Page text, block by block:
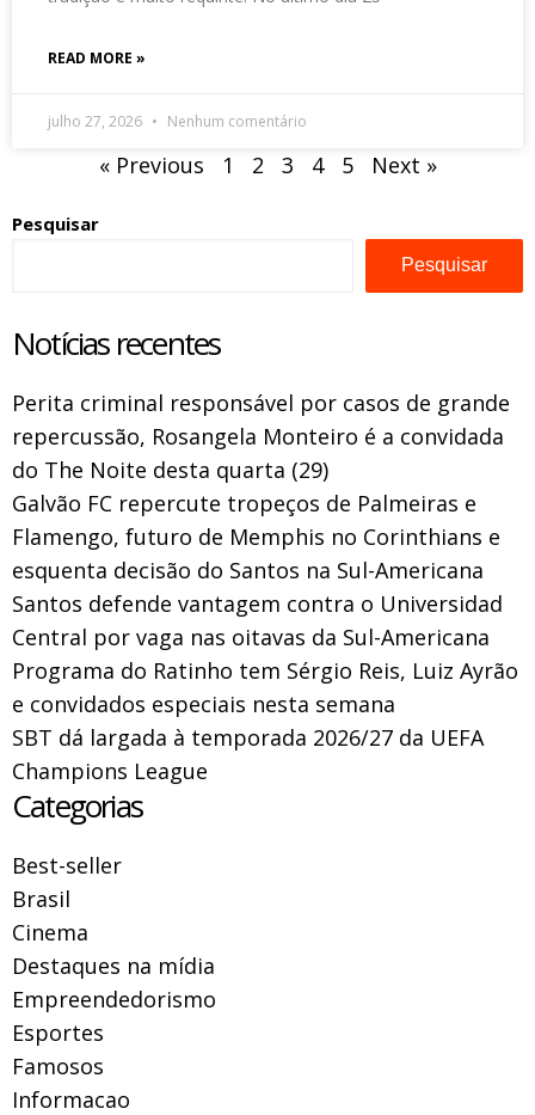
READ MORE »
julho 27, 2026 Nenhum comentário
« Previous 1 2 3 4 5 Next »
Pesquisar
Pesquisar
Notícias recentes
Perita criminal responsável por casos de grande
repercussão, Rosangela Monteiro é a convidada
do The Noite desta quarta (29)
Galvão FC repercute tropeços de Palmeiras e
Flamengo, futuro de Memphis no Corinthians e
esquenta decisão do Santos na Sul-Americana
Santos defende vantagem contra o Universidad
Central por vaga nas oitavas da Sul-Americana
Programa do Ratinho tem Sérgio Reis, Luiz Ayrão
e convidados especiais nesta semana
SBT dá largada à temporada 2026/27 da UEFA
Champions League
Categorias
Best-seller
Brasil
Cinema
Destaques na mídia
Empreendedorismo
Esportes
Famosos
Informacao